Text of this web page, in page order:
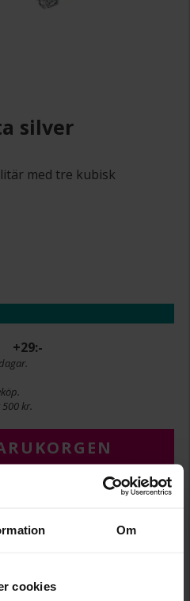
Om
cookies
silver
med tre kubisk
+29:-
kr.
Albrekts Guld